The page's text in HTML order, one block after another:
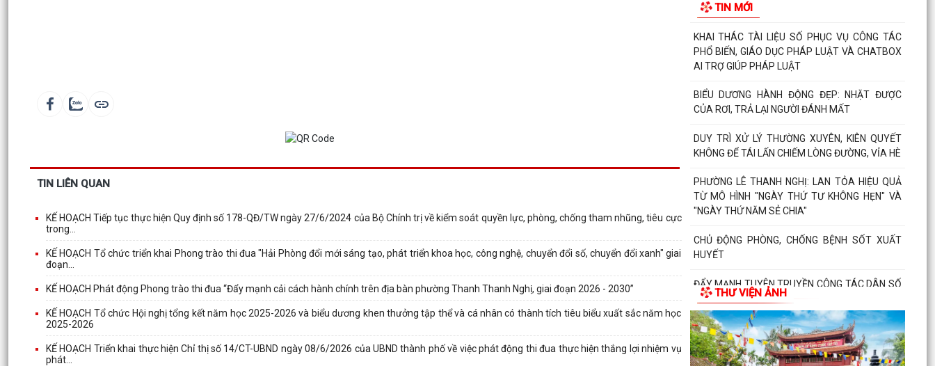
TIN LIÊN QUAN
KẾ HOẠCH Tiếp tục thực hiện Quy định số 178-QĐ/TW ngày 27/6/2024 của Bộ Chính trị về kiểm soát quyền lực, phòng, chống tham nhũng, tiêu cực
trong...
KẾ HOẠCH Tổ chức triển khai Phong trào thi đua "Hải Phòng đổi mới sáng tạo, phát triển khoa học, công nghệ, chuyển đổi số, chuyển đổi xanh" giai
đoạn...
KẾ HOẠCH Phát động Phong trào thi đua “Đẩy mạnh cải cách hành chính trên địa bàn phường Thanh Thanh Nghị, giai đoạn 2026 - 2030”
KẾ HOẠCH Tổ chức Hội nghị tổng kết năm học 2025-2026 và biểu dương khen thưởng tập thể và cá nhân có thành tích tiêu biểu xuất sắc năm học
2025-2026
KẾ HOẠCH Triển khai thực hiện Chỉ thị số 14/CT-UBND ngày 08/6/2026 của UBND thành phố về việc phát động thi đua thực hiện thắng lợi nhiệm vụ
phát...
TIN MỚI
từ ngày 27/7/2026 đến ngày 31/7/2026.
KHAI THÁC TÀI LIỆU SỐ PHỤC VỤ CÔNG TÁC
PHỔ BIẾN, GIÁO DỤC PHÁP LUẬT VÀ CHATBOX
AI TRỢ GIÚP PHÁP LUẬT
BIỂU DƯƠNG HÀNH ĐỘNG ĐẸP: NHẶT ĐƯỢC
CỦA RƠI, TRẢ LẠI NGƯỜI ĐÁNH MẤT
DUY TRÌ XỬ LÝ THƯỜNG XUYÊN, KIÊN QUYẾT
KHÔNG ĐỂ TÁI LẤN CHIẾM LÒNG ĐƯỜNG, VỈA HÈ
PHƯỜNG LÊ THANH NGHỊ: LAN TỎA HIỆU QUẢ
TỪ MÔ HÌNH "NGÀY THỨ TƯ KHÔNG HẸN" VÀ
"NGÀY THỨ NĂM SẺ CHIA"
CHỦ ĐỘNG PHÒNG, CHỐNG BỆNH SỐT XUẤT
HUYẾT
ĐẨY MẠNH TUYÊN TRUYỀN CÔNG TÁC DÂN SỐ
TRONG TÌNH HÌNH MỚI
BAN THƯỜNG VỤ ĐẢNG ỦY PHƯỜNG LÊ THANH
NGHỊ XEM XÉT, CHO Ý KIẾN ĐỐI VỚI NHIỀU NỘI
DUNG TRỌNG TÂM VỀ...
THƯ VIỆN ẢNH